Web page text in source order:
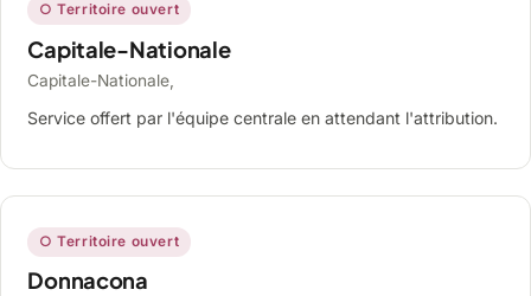
○ Territoire ouvert
Capitale-Nationale
Capitale-Nationale,
Service offert par l'équipe centrale en attendant l'attribution.
○ Territoire ouvert
Donnacona